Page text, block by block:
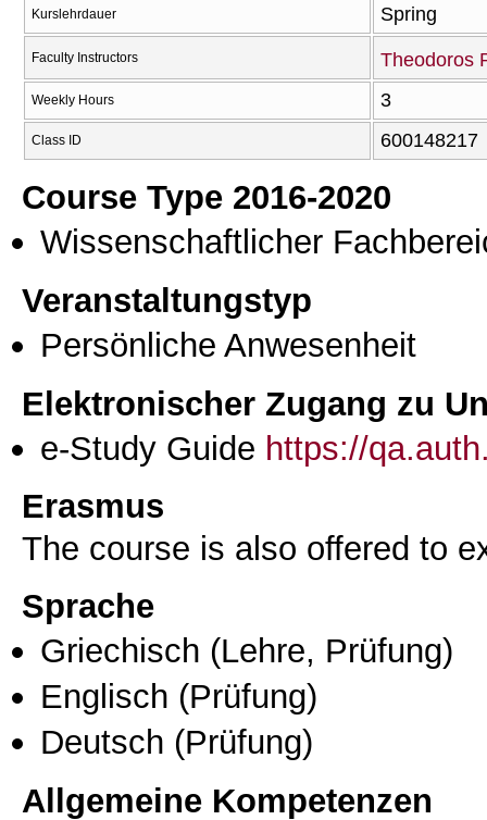
Kurslehrdauer Spring
Faculty Instructors Theodoros
Weekly Hours 3
Class ID 600148217
Course Type 2016-2020
Wissenschaftlicher
Veranstaltungstyp
Persönliche Anwesenheit
Elektronischer Zugang zu
e-Study Guide https://
Erasmus
The course is also offered to
Sprache
Griechisch (Lehre, Prüfung)
Englisch (Prüfung)
Deutsch (Prüfung)
Allgemeine Kompetenzen